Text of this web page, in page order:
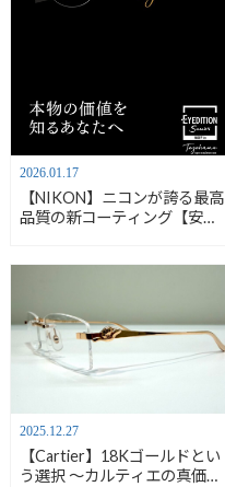
2026.01.17
【NIKON】ニコンが誇る最高
品質の新コーティング【安心
2025.12.27
【Cartier】18Kゴールドとい
う選択 ～カルティエの真価～